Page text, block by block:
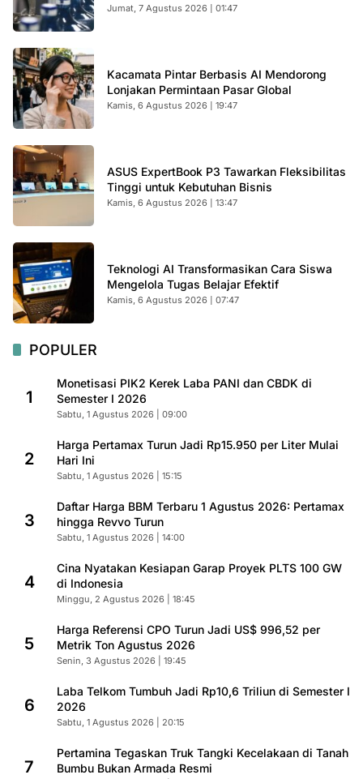
Jumat, 7 Agustus 2026 | 01:47
Kacamata Pintar Berbasis AI Mendorong
Lonjakan Permintaan Pasar Global
Kamis, 6 Agustus 2026 | 19:47
ASUS ExpertBook P3 Tawarkan Fleksibilitas
Tinggi untuk Kebutuhan Bisnis
Kamis, 6 Agustus 2026 | 13:47
Teknologi AI Transformasikan Cara Siswa
Mengelola Tugas Belajar Efektif
Kamis, 6 Agustus 2026 | 07:47
POPULER
1
Monetisasi PIK2 Kerek Laba PANI dan CBDK di
Semester I 2026
Sabtu, 1 Agustus 2026 | 09:00
2
Harga Pertamax Turun Jadi Rp15.950 per Liter Mulai
Hari Ini
Sabtu, 1 Agustus 2026 | 15:15
3
Daftar Harga BBM Terbaru 1 Agustus 2026: Pertamax
hingga Revvo Turun
Sabtu, 1 Agustus 2026 | 14:00
4
Cina Nyatakan Kesiapan Garap Proyek PLTS 100 GW
di Indonesia
Minggu, 2 Agustus 2026 | 18:45
5
Harga Referensi CPO Turun Jadi US$ 996,52 per
Metrik Ton Agustus 2026
Senin, 3 Agustus 2026 | 19:45
6
Laba Telkom Tumbuh Jadi Rp10,6 Triliun di Semester I
2026
Sabtu, 1 Agustus 2026 | 20:15
7
Pertamina Tegaskan Truk Tangki Kecelakaan di Tanah
Bumbu Bukan Armada Resmi